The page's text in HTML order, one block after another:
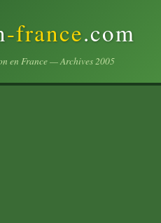
-france.com
en France — Archives 2005